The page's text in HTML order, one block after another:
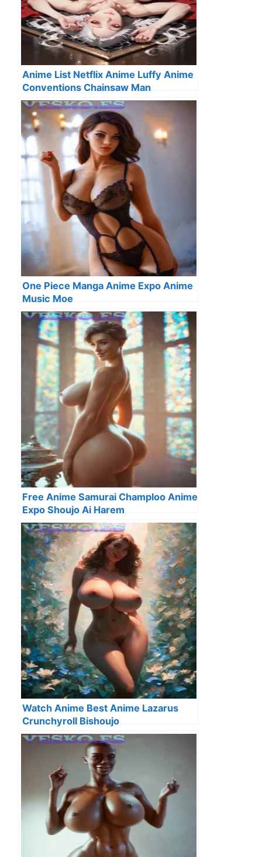
Anime List Netflix Anime Luffy Anime
Conventions Chainsaw Man
One Piece Manga Anime Expo Anime
Music Moe
Free Anime Samurai Champloo Anime
Expo Shoujo Ai Harem
Watch Anime Best Anime Lazarus
Crunchyroll Bishoujo